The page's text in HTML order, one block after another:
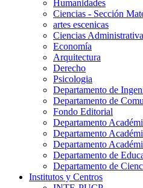
Humanidades
Ciencias - Sección
artes escenicas
Ciencias
Economía
Arquitectura
Derecho
Psicologia
Departamento de
Departamento de
Fondo Editorial
Departamento
Departamento
Departamento
Departamento de
Departamento de
Institutos y Centros